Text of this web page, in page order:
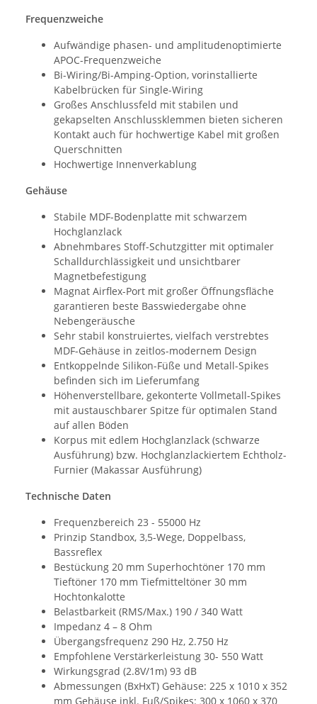
Frequenzweiche
Aufwändige phasen- und amplitudenoptimierte
APOC-Frequenzweiche
Bi-Wiring/Bi-Amping-Option, vorinstallierte
Kabelbrücken für Single-Wiring
Großes Anschlussfeld mit stabilen und
gekapselten Anschlussklemmen bieten sicheren
Kontakt auch für hochwertige Kabel mit großen
Querschnitten
Hochwertige Innenverkablung
Gehäuse
Stabile MDF-Bodenplatte mit schwarzem
Hochglanzlack
Abnehmbares Stoff-Schutzgitter mit optimaler
Schalldurchlässigkeit und unsichtbarer
Magnetbefestigung
Magnat Airflex-Port mit großer Öffnungsfläche
garantieren beste Basswiedergabe ohne
Nebengeräusche
Sehr stabil konstruiertes, vielfach verstrebtes
MDF-Gehäuse in zeitlos-modernem Design
Entkoppelnde Silikon-Füße und Metall-Spikes
befinden sich im Lieferumfang
Höhenverstellbare, gekonterte Vollmetall-Spikes
mit austauschbarer Spitze für optimalen Stand
auf allen Böden
Korpus mit edlem Hochglanzlack (schwarze
Ausführung) bzw. Hochglanzlackiertem Echtholz-
Furnier (Makassar Ausführung)
Technische Daten
Frequenzbereich 23 - 55000 Hz
Prinzip Standbox, 3,5-Wege, Doppelbass,
Bassreflex
Bestückung 20 mm Superhochtöner 170 mm
Tieftöner 170 mm Tiefmitteltöner 30 mm
Hochtonkalotte
Belastbarkeit (RMS/Max.) 190 / 340 Watt
Impedanz 4 – 8 Ohm
Übergangsfrequenz 290 Hz, 2.750 Hz
Empfohlene Verstärkerleistung 30- 550 Watt
Wirkungsgrad (2.8V/1m) 93 dB
Abmessungen (BxHxT) Gehäuse: 225 x 1010 x 352
mm Gehäuse inkl. Fuß/Spikes: 300 x 1060 x 370